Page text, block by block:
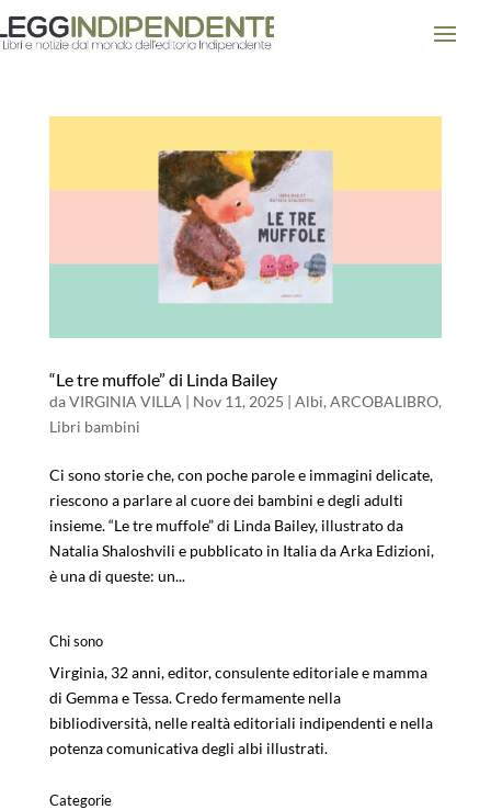
“Le tre muffole” di Linda Bailey
daVIRGINIA VILLA | Nov 11, 2025 | Albi, ARCOBALIBRO,
Libri bambini
Ci sono storie che, con poche parole e immagini delicate,
riescono a parlare al cuore dei bambini e degli adulti
insieme. “Le tre muffole” di Linda Bailey, illustrato da
Natalia Shaloshvili e pubblicato in Italia da Arka Edizioni,
è una di queste: un...
Chi sono
Virginia, 32 anni, editor, consulente editoriale e mamma
di Gemma e Tessa. Credo fermamente nella
bibliodiversità, nelle realtà editoriali indipendenti e nella
potenza comunicativa degli albi illustrati.
Categorie